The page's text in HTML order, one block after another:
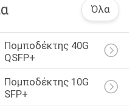
Όλα
Πομποδέκτης 40G
QSFP+
Πομποδέκτης 10G
SFP+